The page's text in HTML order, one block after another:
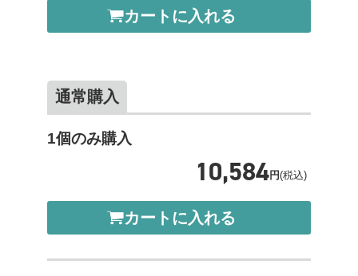
カートに入れる
通常購入
1個のみ購入
10,584円(税込)
カートに入れる